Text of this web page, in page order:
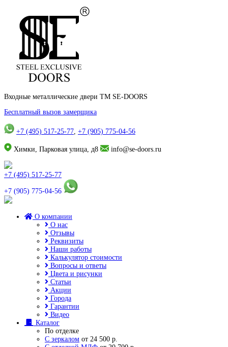
Входные металлические двери TM SE-DOORS
Бесплатный вызов замерщика
+7 (495) 517-25-77, +7 (905) 775-04-56
Химки, Парковая улица, д8 info@se-doors.ru
+7 (495) 517-25-77
+7 (905) 775-04-56
О компании
О нас
Отзывы
Реквизиты
Наши работы
Калькулятор стоимости
Вопросы и ответы
Цвета и рисунки
Статьи
Акции
Города
Гарантии
Видео
Каталог
По отделке
С зеркалом от 24 500 р.